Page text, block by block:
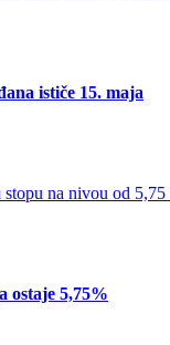
ističe 15. maja
ostaje 5,75%